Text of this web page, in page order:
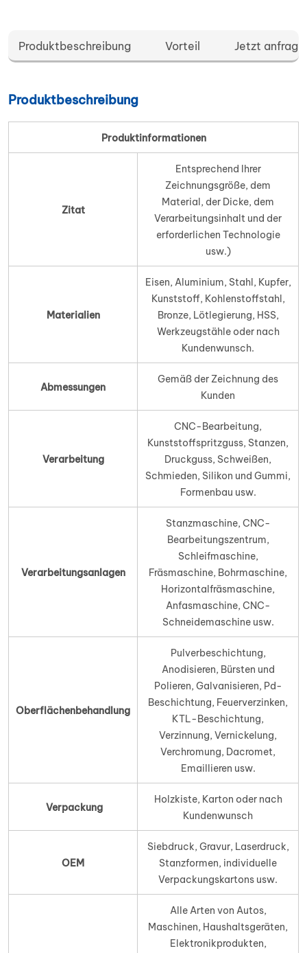
Produktbeschreibung Vorteil Jetzt
Produktbeschreibung
Produktinformationen
Zitat
Entsprechend Ihrer
Zeichnungsgröße, dem
Material, der Dicke, dem
Verarbeitungsinhalt und der
erforderlichen Technologie
usw.)
Materialien
Eisen, Aluminium, Stahl, Kupfer,
Kunststoff, Kohlenstoffstahl,
Bronze, Lötlegierung, HSS,
Werkzeugstähle oder nach
Kundenwunsch.
Abmessungen
Gemäß der Zeichnung des
Kunden
Verarbeitung
CNC-Bearbeitung,
Kunststoffspritzguss, Stanzen,
Druckguss, Schweißen,
Schmieden, Silikon und Gummi,
Formenbau usw.
Verarbeitungsanlagen
Stanzmaschine, CNC-
Bearbeitungszentrum,
Schleifmaschine,
Fräsmaschine, Bohrmaschine,
Horizontalfräsmaschine,
Anfasmaschine, CNC-
Schneidemaschine usw.
Oberflächenbehandlung
Pulverbeschichtung,
Anodisieren, Bürsten und
Polieren, Galvanisieren, Pd-
Beschichtung, Feuerverzinken,
KTL-Beschichtung,
Verzinnung, Vernickelung,
Verchromung, Dacromet,
Emaillieren usw.
Verpackung
Holzkiste, Karton oder nach
Kundenwunsch
OEM
Siebdruck, Gravur, Laserdruck,
Stanzformen, individuelle
Verpackungskartons usw.
Alle Arten von Autos,
Maschinen, Haushaltsgeräten,
Elektronikprodukten,